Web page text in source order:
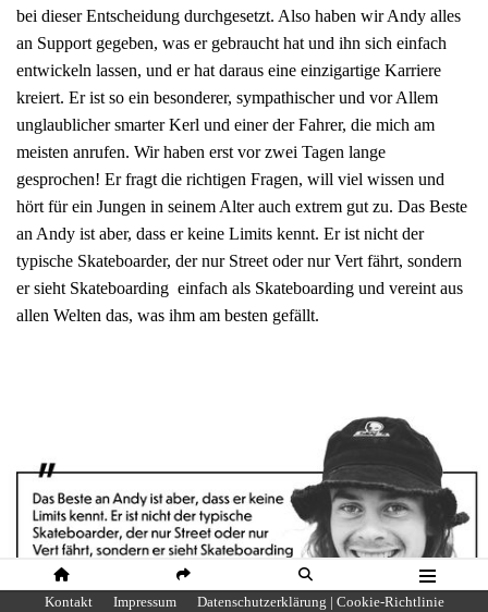
HOME SHARE SUCHE MENÜ
bei dieser Entscheidung durchgesetzt. Also haben wir Andy alles
an Support gegeben, was er gebraucht hat und ihn sich einfach
entwickeln lassen, und er hat daraus eine einzigartige Karriere
kreiert. Er ist so ein besonderer, sympathischer und vor Allem
unglaublicher smarter Kerl und einer der Fahrer, die mich am
meisten anrufen. Wir haben erst vor zwei Tagen lange
gesprochen! Er fragt die richtigen Fragen, will viel wissen und
hört für ein Jungen in seinem Alter auch extrem gut zu. Das Beste
an Andy ist aber, dass er keine Limits kennt. Er ist nicht der
typische Skateboarder, der nur Street oder nur Vert fährt, sondern
er sieht Skateboarding einfach als Skateboarding und vereint aus
allen Welten das, was ihm am besten gefällt.
Kontakt Impressum Datenschutzerklärung | Cookie-Richtlinie